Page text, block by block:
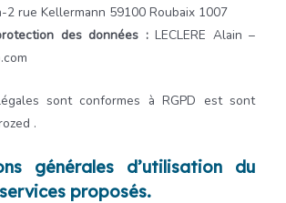
2 rue Kellermann 59100 Roubaix 1007
des données :LECLERE Alain –
sont conformes à RGPD est sont
.
générales d’utilisation du
proposés.